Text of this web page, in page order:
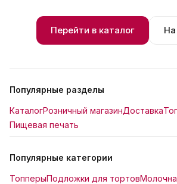
Перейти в каталог
Популярные разделы
КаталогРозничный магазинДоставка
Пищевая печать
Популярные категории
ТопперыПодложки для тортов